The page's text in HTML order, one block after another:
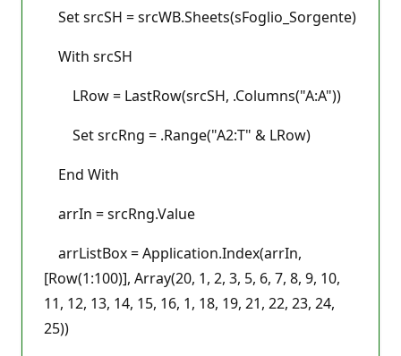
Set srcSH = srcWB.Sheets(sFoglio_Sorgente)
With srcSH
LRow = LastRow(srcSH, .Columns("A:A"))
Set srcRng = .Range("A2:T" & LRow)
End With
arrIn = srcRng.Value
arrListBox = Application.Index(arrIn,
[Row(1:100)], Array(20, 1, 2, 3, 5, 6, 7, 8, 9, 10,
11, 12, 13, 14, 15, 16, 1, 18, 19, 21, 22, 23, 24,
25))